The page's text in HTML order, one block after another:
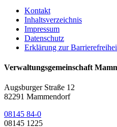
Kontakt
Inhaltsverzeichnis
Impressum
Datenschutz
Erklärung zur
Verwaltungsgemeinschaft
Augsburger Straße 12
82291 Mammendorf
08145 84-0
08145 1225